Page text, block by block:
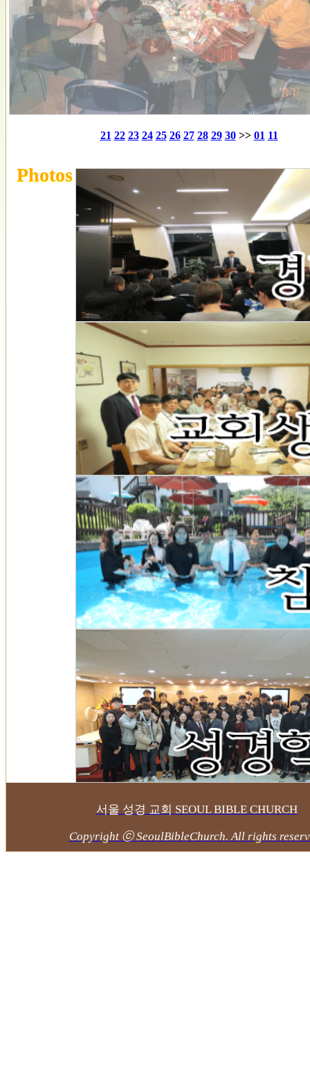
21 22 23 24 25 26 27 28 29 30>> 01 11
Photos
서울 성경 교회 SEOUL BIBLE CHURCH
Copyright ⓒ SeoulBibleChurch. All rights